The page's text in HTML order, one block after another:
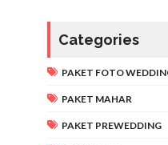
Categories
PAKET FOTO
PAKET MAHAR
PAKET PREWEDDING